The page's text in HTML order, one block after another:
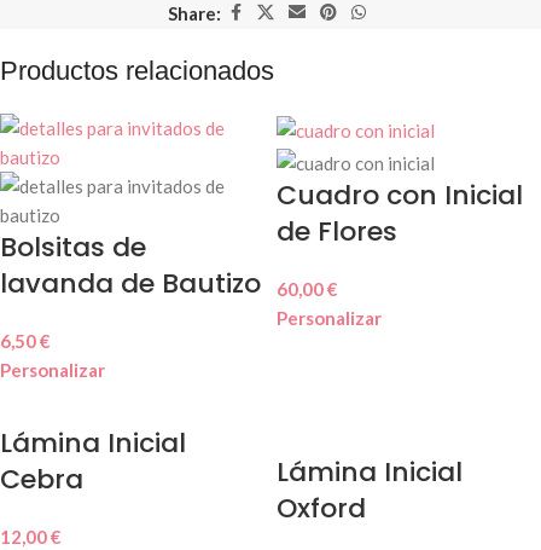
Share:
Productos relacionados
Bolsitas de
lavanda de Bautizo
6,50€
Personalizar
Cuadro con Inicial
de Flores
60,00€
Personalizar
Lámina Inicial
Cebra
12,00€
Lámina Inicial
Oxford